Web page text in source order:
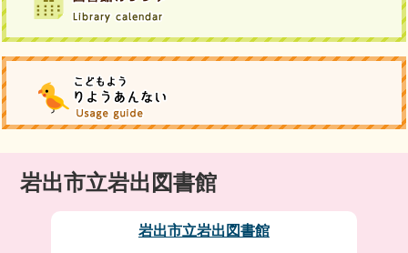
岩出市立岩出図書館
岩出市立岩出図書館